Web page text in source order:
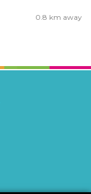
0.8 km away